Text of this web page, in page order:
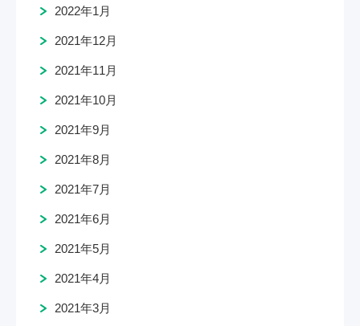
2022年1月
2021年12月
2021年11月
2021年10月
2021年9月
2021年8月
2021年7月
2021年6月
2021年5月
2021年4月
2021年3月